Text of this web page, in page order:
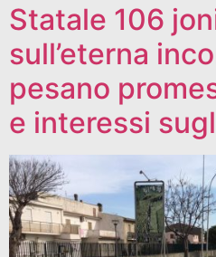
Statale 106
sull’eterna
pesano
e interessi